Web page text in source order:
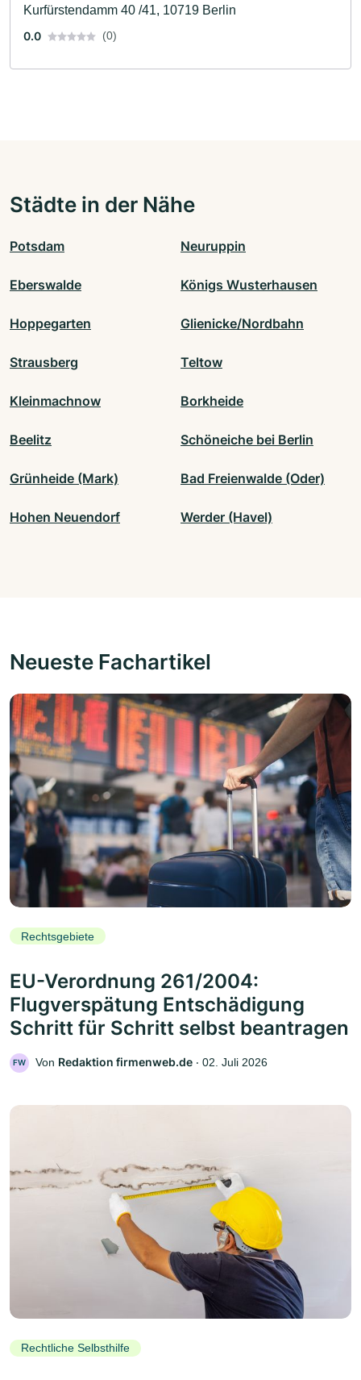
Kurfürstendamm 40 /41, 10719 Berlin
0.0
(0)
Städte in der Nähe
Potsdam Neuruppin
Eberswalde Königs Wusterhausen
Hoppegarten Glienicke/Nordbahn
Strausberg Teltow
Kleinmachnow Borkheide
Beelitz Schöneiche bei Berlin
Grünheide (Mark) Bad Freienwalde (Oder)
Hohen Neuendorf Werder (Havel)
Neueste Fachartikel
Rechtsgebiete
EU-Verordnung 261/2004:
Flugverspätung Entschädigung
Schritt für Schritt selbst beantragen
FW Von Redaktion firmenweb.de ‧ 02. Juli 2026
Rechtliche Selbsthilfe